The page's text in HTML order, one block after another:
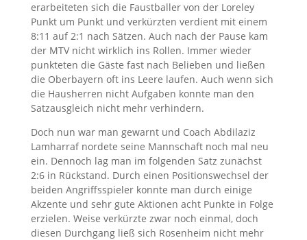
erarbeiteten sich die Faustballer von der Loreley
Punkt um Punkt und verkürzten verdient mit einem
8:11 auf 2:1 nach Sätzen. Auch nach der Pause kam
der MTV nicht wirklich ins Rollen. Immer wieder
punkteten die Gäste fast nach Belieben und ließen
die Oberbayern oft ins Leere laufen. Auch wenn sich
die Hausherren nicht Aufgaben konnte man den
Satzausgleich nicht mehr verhindern.
Doch nun war man gewarnt und Coach Abdilaziz
Lamharraf nordete seine Mannschaft noch mal neu
ein. Dennoch lag man im folgenden Satz zunächst
2:6 in Rückstand. Durch einen Positionswechsel der
beiden Angriffsspieler konnte man durch einige
Akzente und sehr gute Aktionen acht Punkte in Folge
erzielen. Weise verkürzte zwar noch einmal, doch
diesen Durchgang ließ sich Rosenheim nicht mehr